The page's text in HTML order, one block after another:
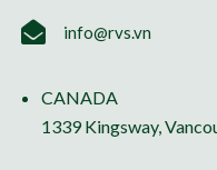
info@rvs.vn
CANADA
1339 Kingsway,